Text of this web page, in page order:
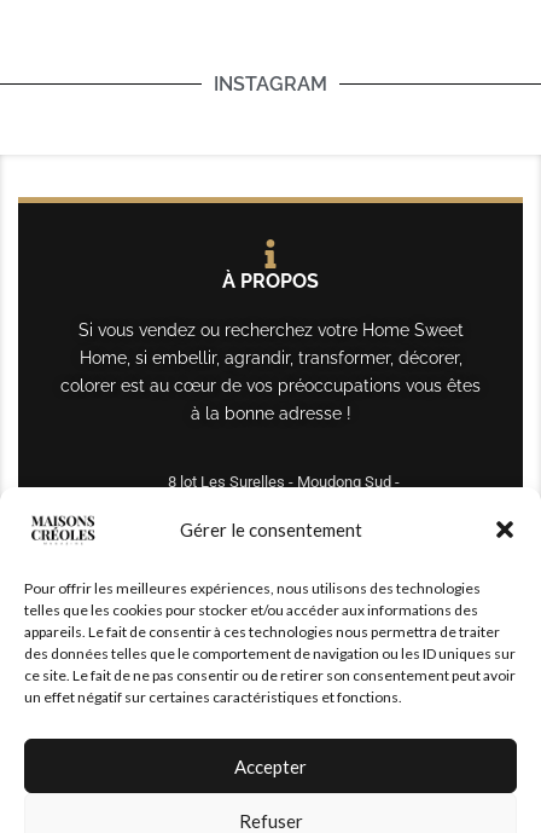
Gérer le consentement
Pour offrir les meilleures expériences, nous utilisons des technologies
telles que les cookies pour stocker et/ou accéder aux informations des
appareils. Le fait de consentir à ces technologies nous permettra de traiter
des données telles que le comportement de navigation ou les ID uniques sur
ce site. Le fait de ne pas consentir ou de retirer son consentement peut avoir
un effet négatif sur certaines caractéristiques et fonctions.
Accepter
Refuser
INSTAGRAM
À PROPOS
Si vous vendez ou recherchez votre Home Sweet
Home, si embellir, agrandir, transformer, décorer,
colorer est au cœur de vos préoccupations vous êtes
à la bonne adresse !
8 lot Les Surelles - Moudong Sud -
maisonscreoles.immo@gmail.com